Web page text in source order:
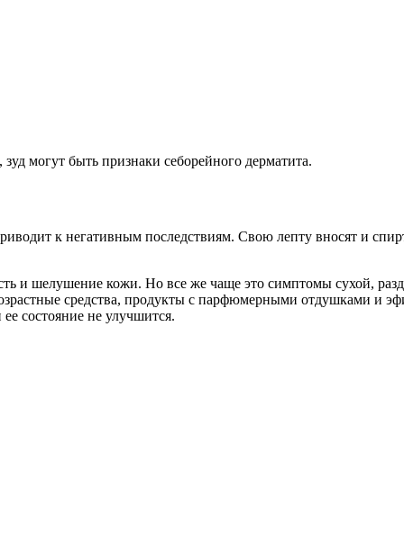
могут быть признаки себорейного дерматита.
к негативным последствиям. Свою лепту вносят и
и шелушение кожи. Но все же чаще это симптомы сухой,
средства, продукты с парфюмерными отдушками и
состояние не улучшится.